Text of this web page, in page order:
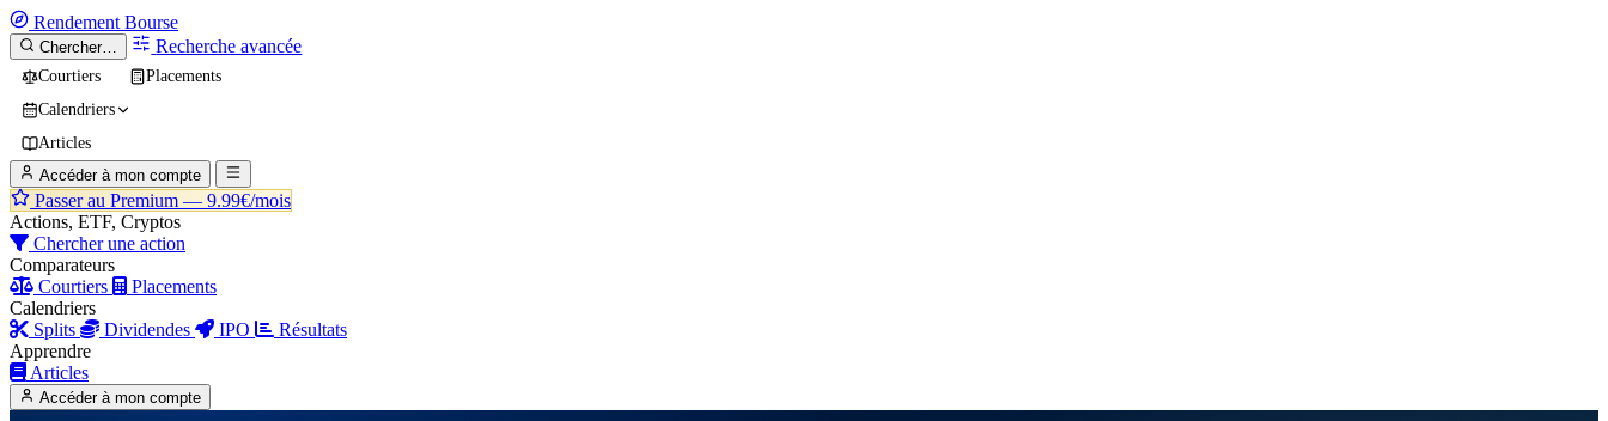
Rendement Bourse
Chercher… Recherche avancée
Courtiers
Placements
Calendriers
Articles
Accéder à mon compte
Passer au Premium — 9.99€/mois
Actions, ETF, Cryptos
Chercher une action
Comparateurs
Courtiers
Placements
Calendriers
Splits
Dividendes IPO
Résultats
Apprendre
Articles
Accéder à mon compte